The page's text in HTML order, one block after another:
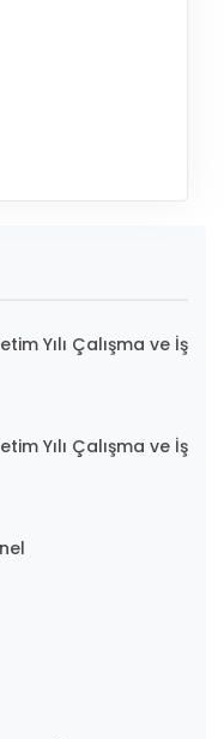
Yılı Çalışma ve İş
Yılı Çalışma ve İş